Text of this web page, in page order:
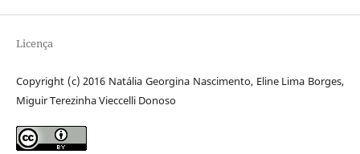
Licença
Copyright (c) 2016 Natália Georgina Nascimento, Eline Lima Borges,
Miguir Terezinha Vieccelli Donoso